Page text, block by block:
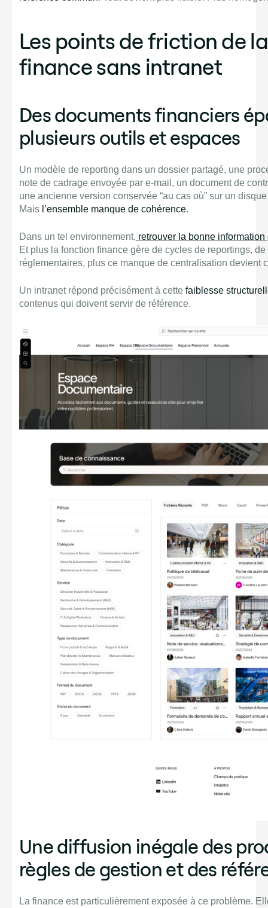
Les points de friction de
finance sans intranet
Des documents financiers
plusieurs outils et espaces
Un modèle de reporting dans un dossier partagé, une
note de cadrage envoyée par e-mail, un document de
une ancienne version conservée “au cas où” sur un
Mais l’ensemble manque de cohérence.
Dans un tel environnement, retrouver la bonne information
Et plus la fonction finance gère de cycles de reportings,
réglementaires, plus ce manque de centralisation devient
Un intranet répond précisément à cette faiblesse
contenus qui doivent servir de référence.
Une diffusion inégale des
règles de gestion et des
La finance est particulièrement exposée à ce problème.